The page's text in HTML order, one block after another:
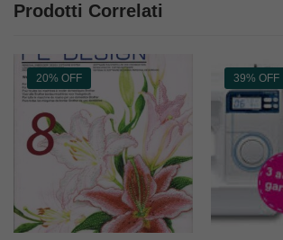
Prodotti Correlati
20% OFF 39% OFF